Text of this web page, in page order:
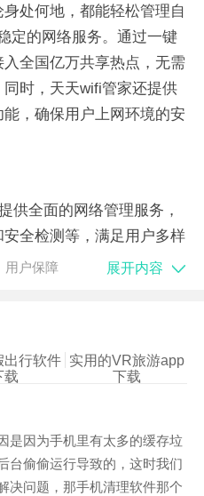
处何地，都能轻松管理自
定的网络服务。通过一键
全国亿万共享热点，无需
时，天天wifi管家还提供
，确保用户上网环境的安
供全面的网络管理服务，
全检测等，满足用户多样
无需担心流量问题。
速功能，帮助用户快速了
验。
全环境，防蹭网、保护联
驾护航。
能优化网络连接，提高网
用户保障 展开内容
出行软件
载
实用的VR旅游app
下载
是因为手机里有太多的缓存垃
台偷偷运行导致的，这时我们
决问题，那手机清理软件那个